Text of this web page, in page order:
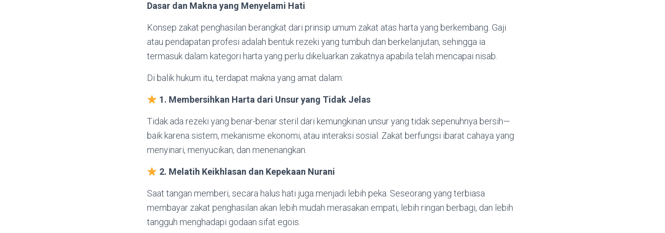
Dasar dan Makna yang Menyelami Hati
Konsep zakat penghasilan berangkat dari prinsip umum zakat atas harta yang berkembang. Gaji
atau pendapatan profesi adalah bentuk rezeki yang tumbuh dan berkelanjutan, sehingga ia
termasuk dalam kategori harta yang perlu dikeluarkan zakatnya apabila telah mencapai nisab.
Di balik hukum itu, terdapat makna yang amat dalam:
1. Membersihkan Harta dari Unsur yang Tidak Jelas
Tidak ada rezeki yang benar-benar steril dari kemungkinan unsur yang tidak sepenuhnya bersih—
baik karena sistem, mekanisme ekonomi, atau interaksi sosial. Zakat berfungsi ibarat cahaya yang
menyinari, menyucikan, dan menenangkan.
2. Melatih Keikhlasan dan Kepekaan Nurani
Saat tangan memberi, secara halus hati juga menjadi lebih peka. Seseorang yang terbiasa
membayar zakat penghasilan akan lebih mudah merasakan empati, lebih ringan berbagi, dan lebih
tangguh menghadapi godaan sifat egois.